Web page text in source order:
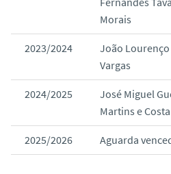
Morais
2023/2024
João Lourenço
Vargas
2024/2025
José Miguel
Martins e Costa
2025/2026 Aguarda